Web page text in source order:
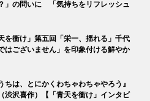
」の問いに 「気持ちをリフレッシュ
を衝け」第五回「栄一、揺れる」千代
はございません」を印象付ける鮮やか
ちは、とにかくわちゃわちゃやろう』
渋沢喜作）【「青天を衝け」インタビ